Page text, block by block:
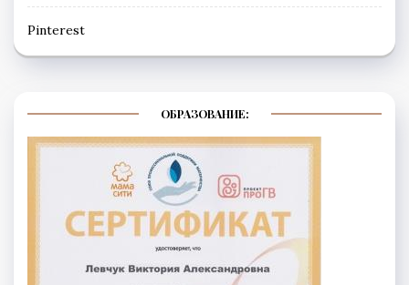
Рinterest
ОБРАЗОВАНИЕ: